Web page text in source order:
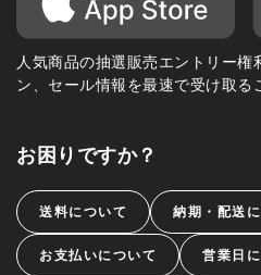
人気商品の抽選販売エントリー
ン、セール情報を最速で受け取る
お困りですか？
送料について 納期・配送
お支払いについて 営業日